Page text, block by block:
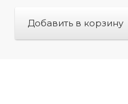
Добавить в корзину